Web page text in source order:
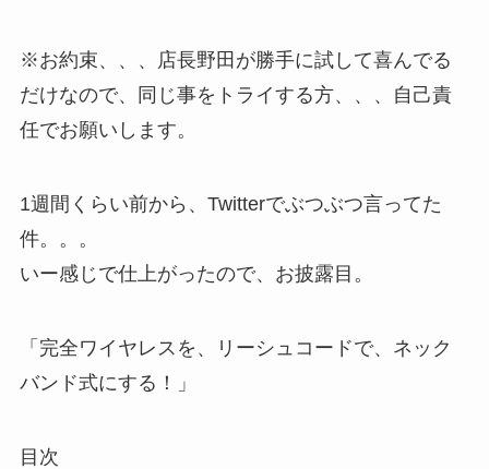
※お約束、、、店長野田が勝手に試して喜んでる
だけなので、同じ事をトライする方、、、自己責
任でお願いします。
1週間くらい前から、Twitterでぶつぶつ言ってた
件。。。
いー感じで仕上がったので、お披露目。
「完全ワイヤレスを、リーシュコードで、ネック
バンド式にする！」
目次